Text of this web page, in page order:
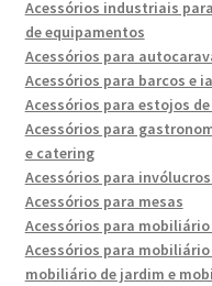
Acessórios industriais
de equipamentos
Acessórios para
Acessórios para barcos e
Acessórios para estojos
Acessórios para
e catering
Acessórios para
Acessórios para mesas
Acessórios para
Acessórios para
mobiliário de jardim e